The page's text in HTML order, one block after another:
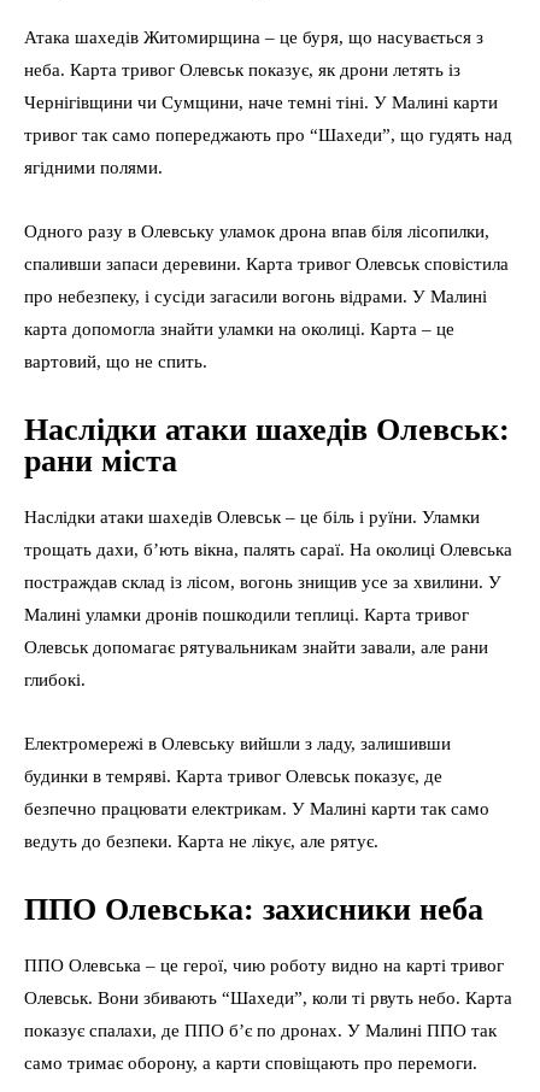
Атака шахедів Житомирщина – це буря, що насувається з
неба. Карта тривог Олевськ показує, як дрони летять із
Чернігівщини чи Сумщини, наче темні тіні. У Малині карти
тривог так само попереджають про “Шахеди”, що гудять над
ягідними полями.
Одного разу в Олевську уламок дрона впав біля лісопилки,
спаливши запаси деревини. Карта тривог Олевськ сповістила
про небезпеку, і сусіди загасили вогонь відрами. У Малині
карта допомогла знайти уламки на околиці. Карта – це
вартовий, що не спить.
Наслідки атаки шахедів Олевськ:
рани міста
Наслідки атаки шахедів Олевськ – це біль і руїни. Уламки
трощать дахи, б’ють вікна, палять сараї. На околиці Олевська
постраждав склад із лісом, вогонь знищив усе за хвилини. У
Малині уламки дронів пошкодили теплиці. Карта тривог
Олевськ допомагає рятувальникам знайти завали, але рани
глибокі.
Електромережі в Олевську вийшли з ладу, залишивши
будинки в темряві. Карта тривог Олевськ показує, де
безпечно працювати електрикам. У Малині карти так само
ведуть до безпеки. Карта не лікує, але рятує.
ППО Олевська: захисники неба
ППО Олевська – це герої, чию роботу видно на карті тривог
Олевськ. Вони збивають “Шахеди”, коли ті рвуть небо. Карта
показує спалахи, де ППО б’є по дронах. У Малині ППО так
само тримає оборону, а карти сповіщають про перемоги.